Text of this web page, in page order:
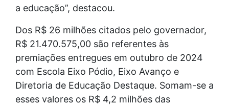
a educação”, destacou.
Dos R$ 26 milhões citados pelo governador,
R$ 21.470.575,00 são referentes às
premiações entregues em outubro de 2024
com Escola Eixo Pódio, Eixo Avanço e
Diretoria de Educação Destaque. Somam-se a
esses valores os R$ 4,2 milhões das